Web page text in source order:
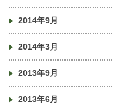
2014年9月
2014年3月
2013年9月
2013年6月